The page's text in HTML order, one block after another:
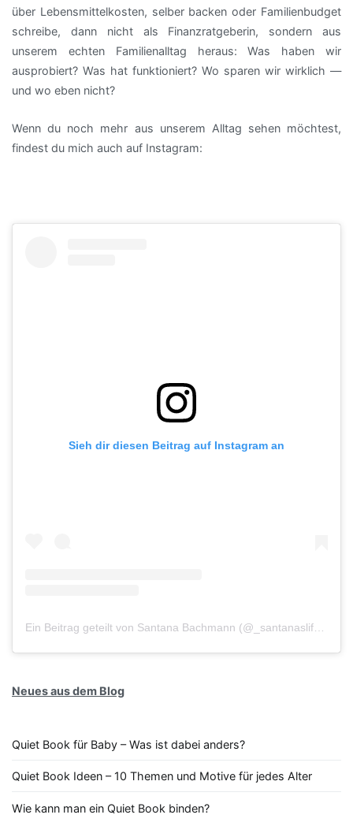
über Lebensmittelkosten, selber backen oder Familienbudget
schreibe, dann nicht als Finanzratgeberin, sondern aus
unserem echten Familienalltag heraus: Was haben wir
ausprobiert? Was hat funktioniert? Wo sparen wir wirklich —
und wo eben nicht?
Wenn du noch mehr aus unserem Alltag sehen möchtest,
findest du mich auch auf Instagram:
Sieh dir diesen Beitrag auf Instagram an
Neues aus dem Blog
Quiet Book für Baby – Was ist dabei anders?
Quiet Book Ideen – 10 Themen und Motive für jedes Alter
Wie kann man ein Quiet Book binden?